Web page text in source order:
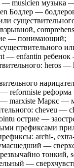
— musicien музыка
Бодлер —
— понимающий;
— enfantin
heros
— reformiste
marxiste Маркс —
cheveu —
острие —
префиксами
archi-,
—
тонкий,
—